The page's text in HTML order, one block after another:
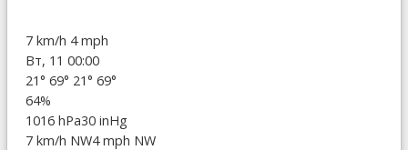
7 km/h 4 mph
Вт, 11 00:00
21° 69° 21° 69°
64%
1016 hPa30 inHg
7 km/h NW4 mph NW